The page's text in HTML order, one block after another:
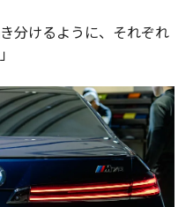
分けるように、それぞれ